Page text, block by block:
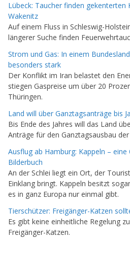
Lübeck: Taucher finden
Wakenitz
Auf einem Fluss in Schleswig-
längerer Suche finden
Strom und Gas: In einem
besonders stark
Der Konflikt im Iran belastet den
stiegen Gaspreise um über 20
Thüringen.
Land will über Ganztagsanträge bis
Bis Ende des Jahres will das Land
Anträge für den Ganztagsausbau
Ausflug ab Hamburg: Kappeln –
Bilderbuch
An der Schlei liegt ein Ort, der
Einklang bringt. Kappeln besitzt
es in ganz Europa nur einmal gibt.
Tierschützer: Freigänger-Katzen
Es gibt keine einheitliche Regelung
Freigänger-Katzen.